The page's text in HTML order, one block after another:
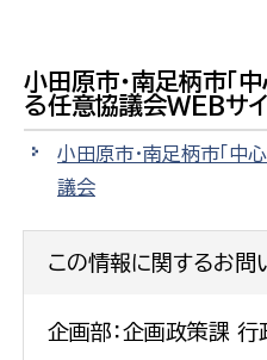
小田原市・南足柄市「
る任意協議会WEBサイ
小田原市・南足柄市「中
議会
この情報に関するお問
企画部：企画政策課 行